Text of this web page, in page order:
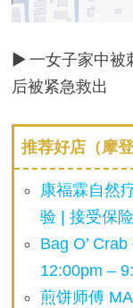
▶ 一女子家中被
后被紧急救出
推荐好店（摩
康福霖自然
验 | 接受保
Bag O’
12:00pm –
煎饼师傅